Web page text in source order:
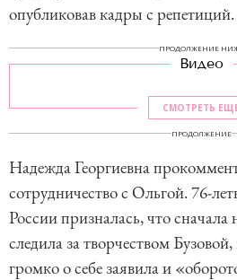
опубликовав кадры с репетиций.
ПРОДОЛЖЕНИЕ
Видео
СМОТРЕТЬ
ПРОДОЛЖЕНИЕ
Надежда Георгиевна
сотрудничество с Ольгой. 76-
России призналась, что сначала
следила за творчеством
громко о себе заявила и